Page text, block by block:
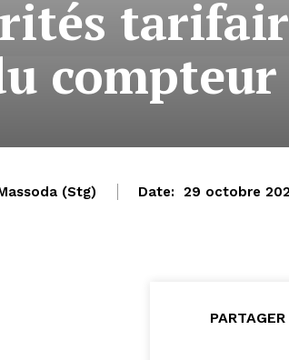
compteur
(Stg) Date: 29 octobre